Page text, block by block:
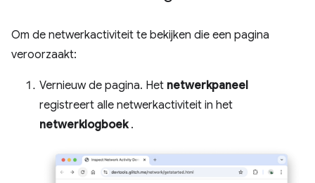
Om de netwerkactiviteit te bekijken die een pagina
veroorzaakt:
Vernieuw de pagina. Het netwerkpaneel
registreert alle netwerkactiviteit in het
netwerklogboek.